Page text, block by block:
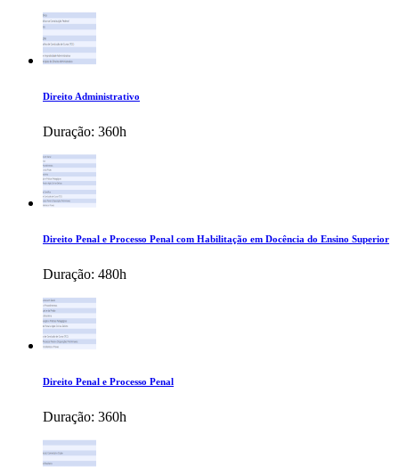
Direito Administrativo
Duração: 360h
Direito Penal e Processo Penal com Habilitação em Docência do Ensino Superior
Duração: 480h
Direito Penal e Processo Penal
Duração: 360h